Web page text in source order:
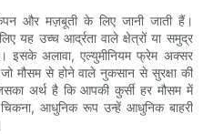
और मज़बूती के लिए जानी जाती हैं।
यह उच्च आर्द्रता वाले क्षेत्रों या समुद्र
इसके अलावा, एल्युमीनियम फ्रेम अक्सर
मौसम से होने वाले नुकसान से सुरक्षा की
अर्थ है कि आपकी कुर्सी हर मौसम में
आधुनिक रूप उन्हें आधुनिक बाहरी